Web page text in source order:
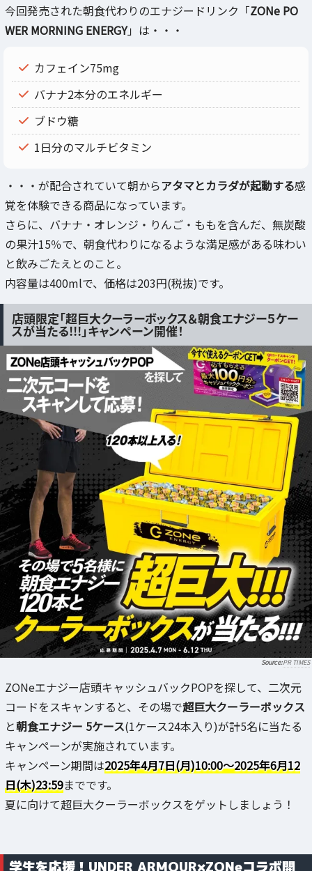
今回発売された朝食代わりのエナジードリンク「ZONe PO
WER MORNING ENERGY」は・・・
カフェイン75mg
バナナ2本分のエネルギー
ブドウ糖
1日分のマルチビタミン
・・・が配合されていて朝からアタマとカラダが起動する感
覚を体験できる商品になっています。
さらに、バナナ・オレンジ・りんご・ももを含んだ、無炭酸
の果汁15％で、朝食代わりになるような満足感がある味わい
と飲みごたえとのこと。
内容量は400mlで、価格は203円(税抜)です。
店頭限定「超巨大クーラーボックス＆朝食エナジー５ケー
スが当たる!!!」キャンペーン開催！
PR TIMES
ZONeエナジー店頭キャッシュバックPOPを探して、二次元
コードをスキャンすると、その場で超巨大クーラーボックス
と朝食エナジー 5ケース(1ケース24本入り)が計5名に当たる
キャンペーンが実施されています。
キャンペーン期間は2025年4月7日(月)10:00～2025年6月12
日(木)23:59までです。
夏に向けて超巨大クーラーボックスをゲットしましょう！
学生を応援！UNDER ARMOUR×ZONeコラボ開